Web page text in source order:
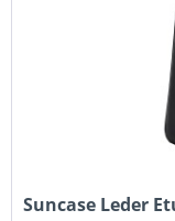
Suncase Leder